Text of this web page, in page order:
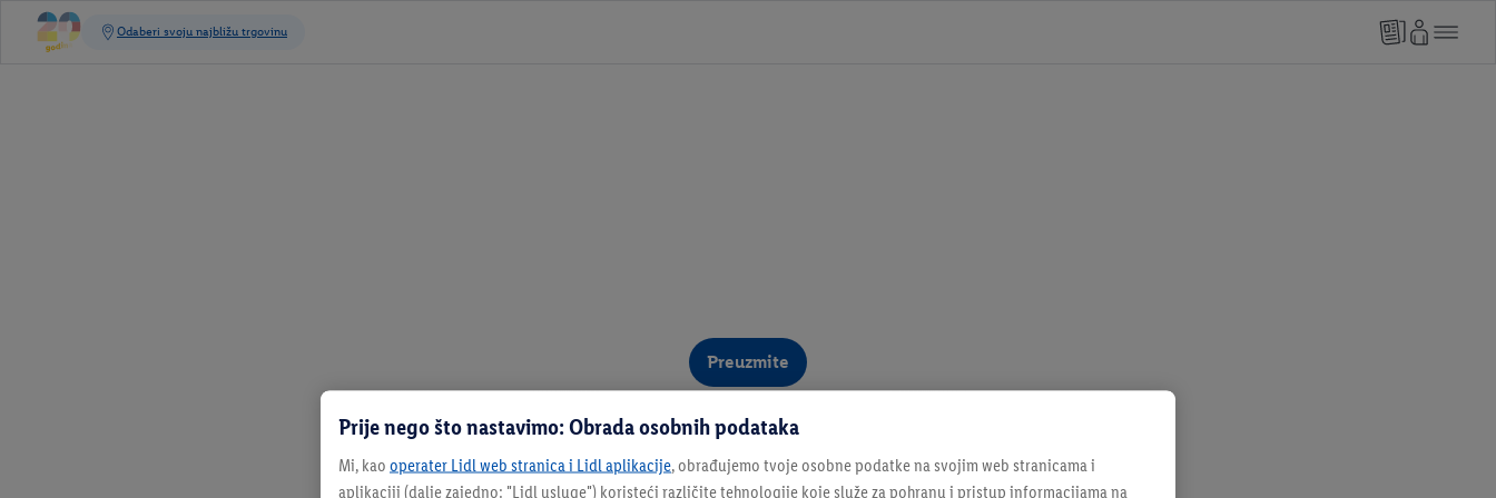
Preuzmite
Prije nego što nastavimo: Obrada osobnih podataka
Mi, kao operater Lidl web stranica i Lidl aplikacije, obrađujemo tvoje osobne podatke na svojim web stranicama i
aplikaciji (dalje zajedno: "Lidl usluge") koristeći različite tehnologije koje služe za pohranu i pristup informacijama na